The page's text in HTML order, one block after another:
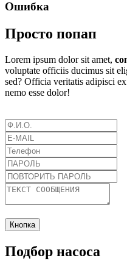
Ошибка
Просто попап
Lorem ipsum dolor sit amet,
voluptate officiis ducimus sit
sed? Officia veritatis adipisci
nemo esse dolor!
Кнопка
Подбор насоса